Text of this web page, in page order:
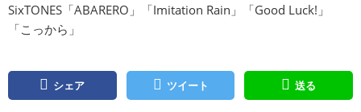
SixTONES「ABARERO」「Imitation Rain」「Good Luck!」
「こっから」
シェア ツイート 送る